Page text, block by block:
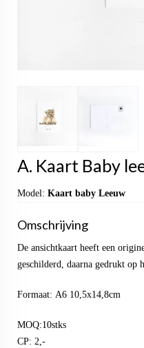
A. Kaart Baby
Model: Kaart baby Leeuw
Omschrijving
De ansichtkaart heeft een
geschilderd, daarna gedrukt op
Formaat: A6 10,5x14,8cm
MOQ:10stks
CP: 2,-